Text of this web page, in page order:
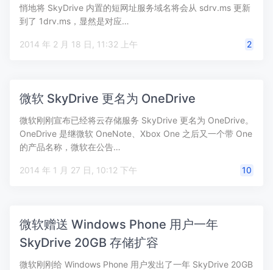
悄地将 SkyDrive 内置的短网址服务域名将会从 sdrv.ms 更新
到了 1drv.ms，显然是对应…
2014 年 2 月 18 日, 11:32 上午 2
微软 SkyDrive 更名为 OneDrive
微软刚刚宣布已经将云存储服务 SkyDrive 更名为 OneDrive。
OneDrive 是继微软 OneNote、Xbox One 之后又一个带 One
的产品名称，微软在公告…
2014 年 1 月 27 日, 10:12 下午 10
微软赠送 Windows Phone 用户一年
SkyDrive 20GB 存储扩容
微软刚刚给 Windows Phone 用户发出了一年 SkyDrive 20GB